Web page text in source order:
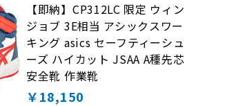
【即納】CP312LC 限定 ウィン
ジョブ 3E相当 アシックスワー
キング asics セーフティーシュ
ーズ ハイカット JSAA A種先芯
安全靴 作業靴
￥18,150